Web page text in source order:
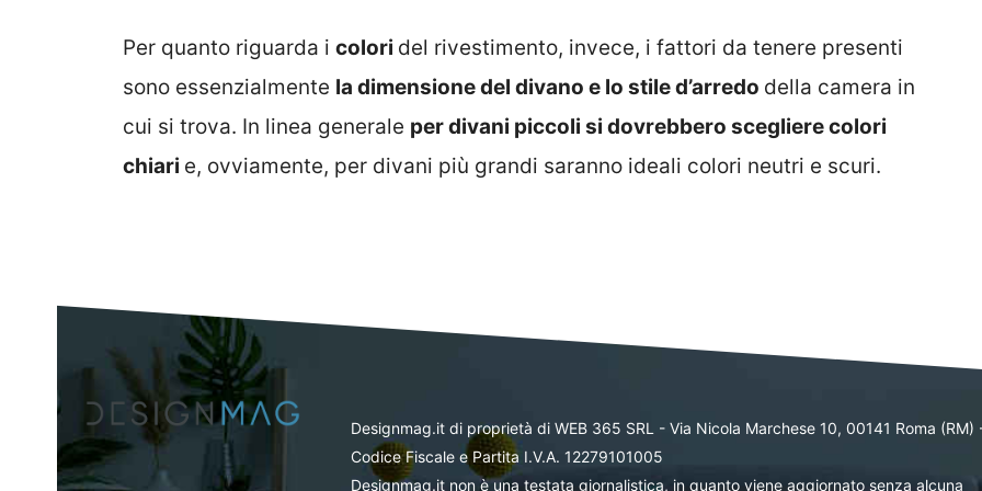
Per quanto riguarda i colori del rivestimento, invece, i fattori da tenere presenti
sono essenzialmente la dimensione del divano e lo stile d’arredo della camera in
cui si trova. In linea generale per divani piccoli si dovrebbero scegliere colori
chiari e, ovviamente, per divani più grandi saranno ideali colori neutri e scuri.
Designmag.it di proprietà di WEB 365 SRL - Via Nicola Marchese 10, 00141 Roma (RM)
Codice Fiscale e Partita I.V.A. 12279101005
Designmag.it non è una testata giornalistica, in quanto viene aggiornato senza alcuna